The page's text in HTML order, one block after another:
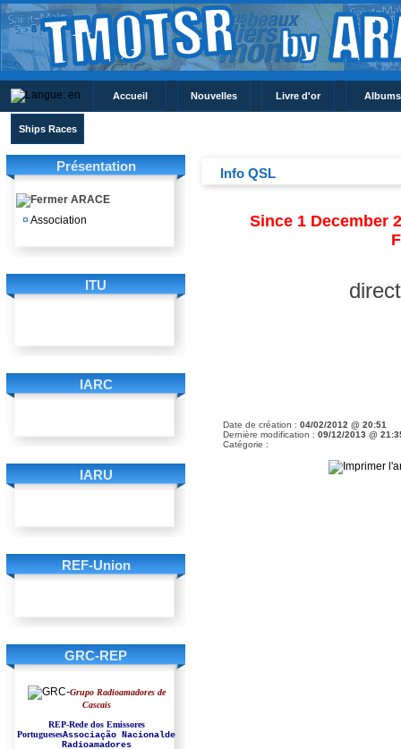
Accueil Nouvelles Livre d'or Albums
Ships Races
Présentation
ARACE
¤ Association
ITU
IARC
IARU
REF-Union
GRC-REP
Grupo Radioamadores de
Cascais
REP-Rede dos Emissores
PortuguesesAssociação Nacionalde
Radioamadores
Info QSL
Since 1 December
Date de création : 04/02/2012 @ 20:51
Dernière modification : 09/12/2013 @
Catégorie :